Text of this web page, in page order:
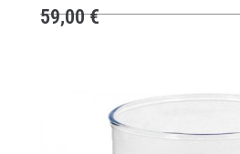
59,00€